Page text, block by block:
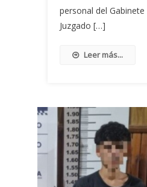
personal del
Juzgado […]
Leer más...